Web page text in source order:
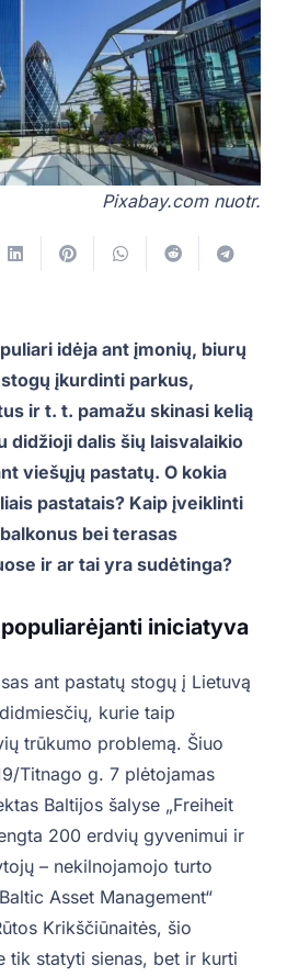
Pixabay.com nuotr.
idėja ant įmonių, biurų
įkurdinti parkus,
ir t. t. pamažu skinasi kelią
didžioji dalis šių laisvalaikio
viešųjų pastatų. O kokia
pastatais? Kaip įveiklinti
bei terasas
ir ar tai yra sudėtinga?
iniciatyva
ant pastatų stogų į Lietuvą
kurie taip
trūkumo problemą. Šiuo
Titnago g. 7 plėtojamas
Baltijos šalyse „Freiheit
200 erdvių gyvenimui ir
– nekilnojamojo turto
Asset Management“
Krikščiūnaitės, šio
tik statyti sienas, bet ir kurti